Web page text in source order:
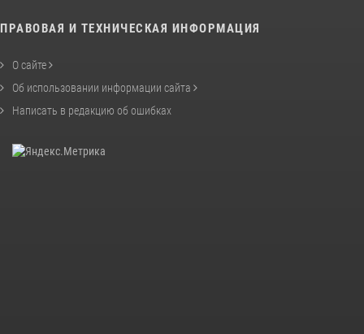
ПРАВОВАЯ И ТЕХНИЧЕСКАЯ ИНФОРМАЦИЯ
О сайте
Об использовании информации сайта
Написать в редакцию об ошибках